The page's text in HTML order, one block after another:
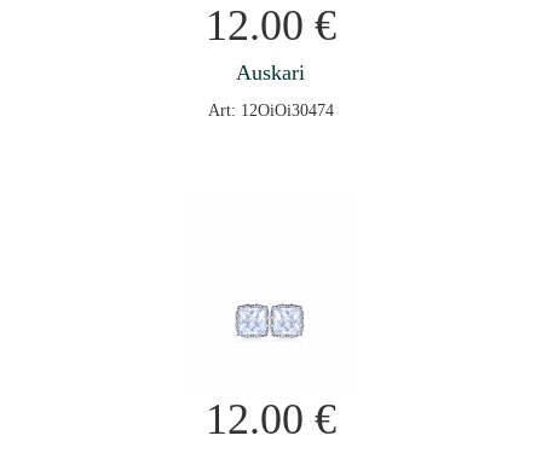
12.00 €
Auskari
Art: 12OiOi30474
12.00 €